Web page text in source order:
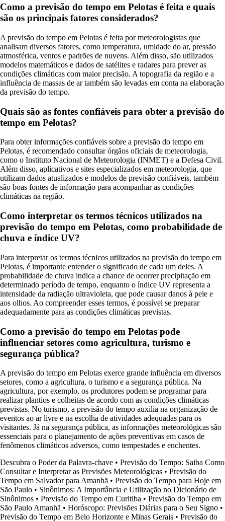
Como a previsão do tempo em Pelotas é feita e quais
são os principais fatores considerados?
A previsão do tempo em Pelotas é feita por meteorologistas que
analisam diversos fatores, como temperatura, umidade do ar, pressão
atmosférica, ventos e padrões de nuvens. Além disso, são utilizados
modelos matemáticos e dados de satélites e radares para prever as
condições climáticas com maior precisão. A topografia da região e a
influência de massas de ar também são levadas em conta na elaboração
da previsão do tempo.
Quais são as fontes confiáveis para obter a previsão do
tempo em Pelotas?
Para obter informações confiáveis sobre a previsão do tempo em
Pelotas, é recomendado consultar órgãos oficiais de meteorologia,
como o Instituto Nacional de Meteorologia (INMET) e a Defesa Civil.
Além disso, aplicativos e sites especializados em meteorologia, que
utilizam dados atualizados e modelos de previsão confiáveis, também
são boas fontes de informação para acompanhar as condições
climáticas na região.
Como interpretar os termos técnicos utilizados na
previsão do tempo em Pelotas, como probabilidade de
chuva e índice UV?
Para interpretar os termos técnicos utilizados na previsão do tempo em
Pelotas, é importante entender o significado de cada um deles. A
probabilidade de chuva indica a chance de ocorrer precipitação em
determinado período de tempo, enquanto o índice UV representa a
intensidade da radiação ultravioleta, que pode causar danos à pele e
aos olhos. Ao compreender esses termos, é possível se preparar
adequadamente para as condições climáticas previstas.
Como a previsão do tempo em Pelotas pode
influenciar setores como agricultura, turismo e
segurança pública?
A previsão do tempo em Pelotas exerce grande influência em diversos
setores, como a agricultura, o turismo e a segurança pública. Na
agricultura, por exemplo, os produtores podem se programar para
realizar plantios e colheitas de acordo com as condições climáticas
previstas. No turismo, a previsão do tempo auxilia na organização de
eventos ao ar livre e na escolha de atividades adequadas para os
visitantes. Já na segurança pública, as informações meteorológicas são
essenciais para o planejamento de ações preventivas em casos de
fenômenos climáticos adversos, como tempestades e enchentes.
Descubra o Poder da Palavra-chave • Previsão do Tempo: Saiba Como
Consultar e Interpretar as Previsões Meteorológicas • Previsão do
Tempo em Salvador para Amanhã • Previsão do Tempo para Hoje em
São Paulo • Sinônimos: A Importância e Utilização no Dicionário de
Sinônimos • Previsão do Tempo em Curitiba • Previsão do Tempo em
São Paulo Amanhã • Horóscopo: Previsões Diárias para o Seu Signo •
Previsão do Tempo em Belo Horizonte e Minas Gerais • Previsão do